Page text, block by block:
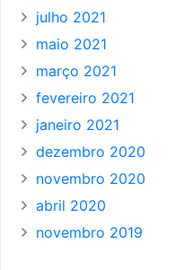
julho 2021
maio 2021
março 2021
fevereiro 2021
janeiro 2021
dezembro 2020
novembro 2020
abril 2020
novembro 2019